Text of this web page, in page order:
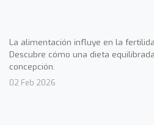
La alimentación influye en la
Descubre cómo una dieta
concepción.
02 Feb 2026